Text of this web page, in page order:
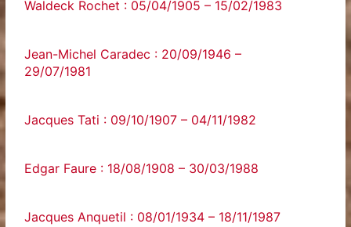
Waldeck Rochet : 05/04/1905 – 15/02/1983
Jean-Michel Caradec : 20/09/1946 –
29/07/1981
Jacques Tati : 09/10/1907 – 04/11/1982
Edgar Faure : 18/08/1908 – 30/03/1988
Jacques Anquetil : 08/01/1934 – 18/11/1987